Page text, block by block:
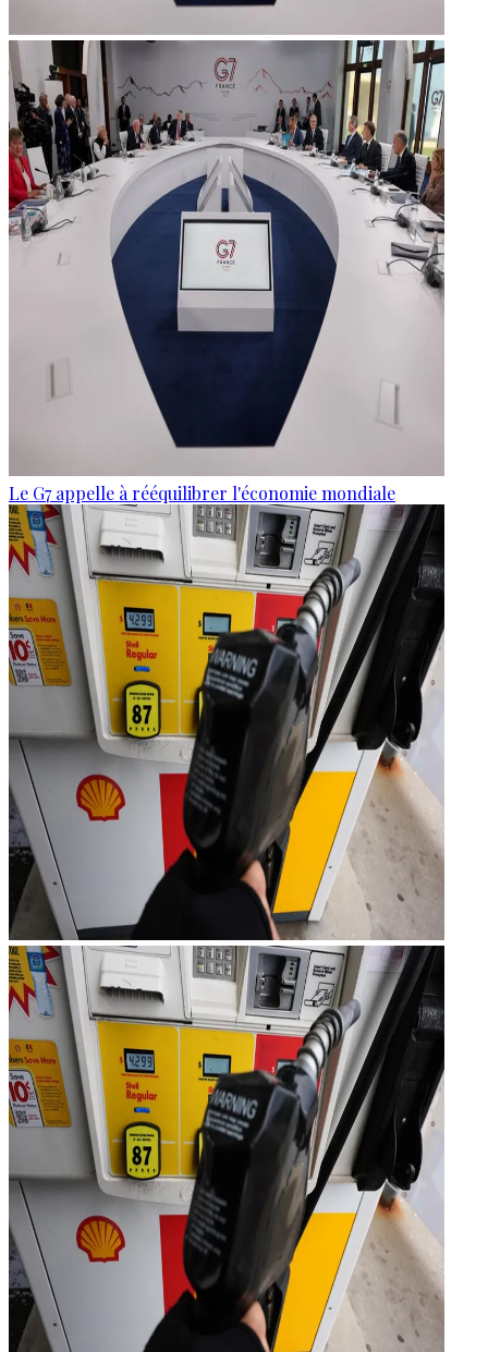
Le G7 appelle à rééquilibrer l'économie mondiale